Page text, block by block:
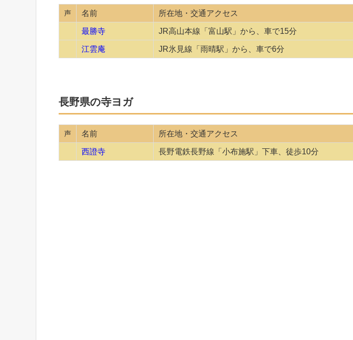
声 名前 所在地・交通アクセス
最勝寺 JR高山本線「富山駅」から、車で15分
江雲庵 JR氷見線「雨晴駅」から、車で6分
長野県の寺ヨガ
声 名前 所在地・交通アクセス
西證寺 長野電鉄長野線「小布施駅」下車、徒歩10分